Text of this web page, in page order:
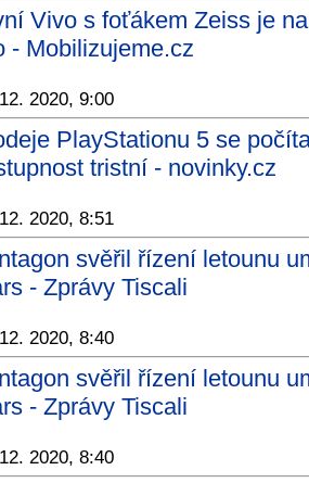
Vivo s foťákem Zeiss je
- Mobilizujeme.cz
2020, 9:00
PlayStationu 5 se
tristní - novinky.cz
2020, 8:51
svěřil řízení letounu
- Zprávy Tiscali
2020, 8:40
svěřil řízení letounu
- Zprávy Tiscali
2020, 8:40